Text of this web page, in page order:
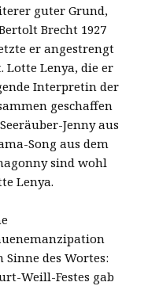
guter Grund,
Brecht 1927
er angestrengt
Lotte Lenya, die er
Interpretin der
geschaffen
Jenny aus
Song aus dem
sind wohl
Lenya.
des Wortes:
Weill-Festes gab